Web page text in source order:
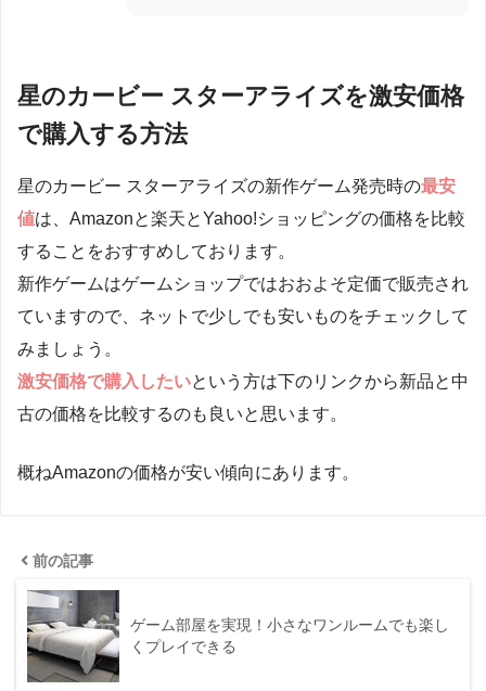
星のカービー スターアライズを激安価格
で購入する方法
星のカービー スターアライズの新作ゲーム発売時の最安
値は、Amazonと楽天とYahoo!ショッピングの価格を比較
することをおすすめしております。
新作ゲームはゲームショップではおおよそ定価で販売され
ていますので、ネットで少しでも安いものをチェックして
みましょう。
激安価格で購入したいという方は下のリンクから新品と中
古の価格を比較するのも良いと思います。
概ねAmazonの価格が安い傾向にあります。
前の記事
ゲーム部屋を実現！小さなワンルームでも楽し
くプレイできる